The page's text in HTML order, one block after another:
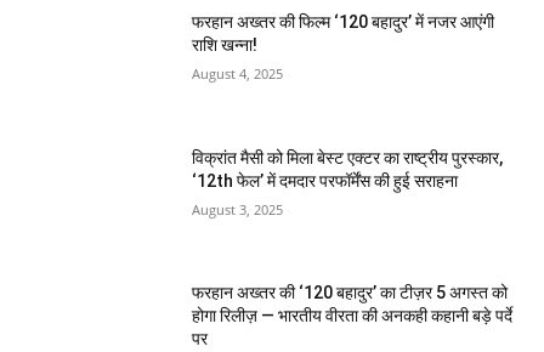
फरहान अख्तर की फिल्म ‘120 बहादुर’ में नजर आएंगी
राशि खन्ना!
August 4, 2025
विक्रांत मैसी को मिला बेस्ट एक्टर का राष्ट्रीय पुरस्कार,
‘12th फेल’ में दमदार परफॉर्मेंस की हुई सराहना
August 3, 2025
फरहान अख्तर की ‘120 बहादुर’ का टीज़र 5 अगस्त को
होगा रिलीज़ — भारतीय वीरता की अनकही कहानी बड़े पर्दे
पर